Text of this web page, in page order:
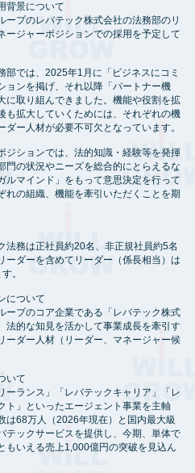
背景について
ープのレバテック株式会社の法務部のリ
ージャーポジションでの採用を予定して
部では、2025年1月に「ビジネスにコミ
ョンを掲げ、それ以降「パートナー機
に取り組んできました。機能や役割を拡
も拡大していくためには、それぞれの機
ダー人材が必要不可欠となっています。
ジションでは、法的知識・経験等を発揮
門の状況やニーズを総合的にとらえるな
ルマインド」をもって意思決定を行って
れの組織、機能を牽引いただくことを期
法務は正社員約20名、非正規社員約5名
ーダーを含めてリーダー（係長相当）は
。
について
ープのコア企業である「レバテック株式
法的な知見を活かして事業成長を牽引す
ーダー人材（リーダー、マネージャー候
いて
ーランス」「レバテックキャリア」「レ
ト」といったエージェント事業を主軸
は68万人（2026年現在）と国内最大級
テックサービスを提供し、今期、単体で
もいえる売上1,000億円の突破を見込ん